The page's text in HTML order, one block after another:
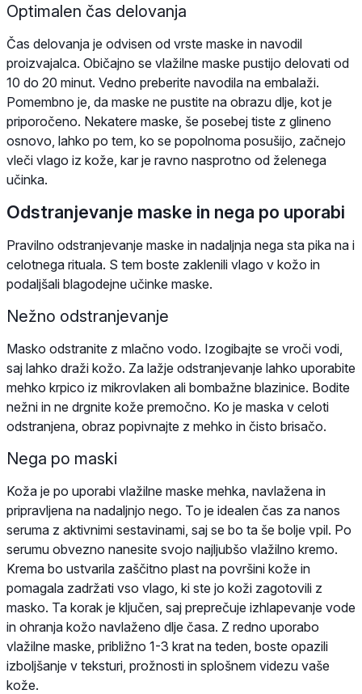
Optimalen čas delovanja
Čas delovanja je odvisen od vrste maske in navodil
proizvajalca. Običajno se vlažilne maske pustijo delovati od
10 do 20 minut. Vedno preberite navodila na embalaži.
Pomembno je, da maske ne pustite na obrazu dlje, kot je
priporočeno. Nekatere maske, še posebej tiste z glineno
osnovo, lahko po tem, ko se popolnoma posušijo, začnejo
vleči vlago iz kože, kar je ravno nasprotno od želenega
učinka.
Odstranjevanje maske in nega po uporabi
Pravilno odstranjevanje maske in nadaljnja nega sta pika na i
celotnega rituala. S tem boste zaklenili vlago v kožo in
podaljšali blagodejne učinke maske.
Nežno odstranjevanje
Masko odstranite z mlačno vodo. Izogibajte se vroči vodi,
saj lahko draži kožo. Za lažje odstranjevanje lahko uporabite
mehko krpico iz mikrovlaken ali bombažne blazinice. Bodite
nežni in ne drgnite kože premočno. Ko je maska v celoti
odstranjena, obraz popivnajte z mehko in čisto brisačo.
Nega po maski
Koža je po uporabi vlažilne maske mehka, navlažena in
pripravljena na nadaljnjo nego. To je idealen čas za nanos
seruma z aktivnimi sestavinami, saj se bo ta še bolje vpil. Po
serumu obvezno nanesite svojo najljubšo vlažilno kremo.
Krema bo ustvarila zaščitno plast na površini kože in
pomagala zadržati vso vlago, ki ste jo koži zagotovili z
masko. Ta korak je ključen, saj preprečuje izhlapevanje vode
in ohranja kožo navlaženo dlje časa. Z redno uporabo
vlažilne maske, približno 1-3 krat na teden, boste opazili
izboljšanje v teksturi, prožnosti in splošnem videzu vaše
kože.